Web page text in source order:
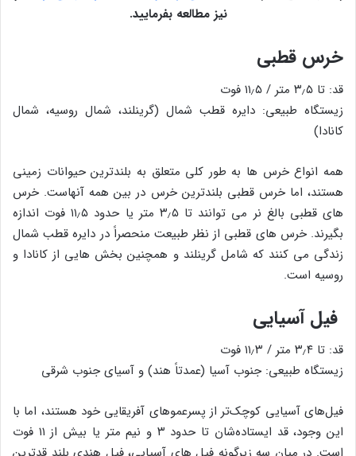
نیز مطالعه بفرمایید.
خرس قطبی
قد: تا ۳٫۵ متر / ۱۱٫۵ فوت
زیستگاه طبیعی: دایره قطب شمال (گرینلند، شمال روسیه، شمال
کانادا)
همه انواع خرس ها به طور کلی متعلق به بلندترین حیوانات زمینی
هستند، اما خرس قطبی بلندترین خرس در بین همه آنهاست. خرس
های قطبی بالغ نر می توانند تا ۳٫۵ متر یا حدود ۱۱٫۵ فوت اندازه
بگیرند. خرس های قطبی از نظر طبیعت منحصراً در دایره قطب شمال
زندگی می کنند که شامل گرینلند و همچنین بخش هایی از کانادا و
روسیه است.
فیل آسیایی
قد: تا ۳٫۴ متر / ۱۱٫۳ فوت
زیستگاه طبیعی: جنوب آسیا (عمدتاً هند) و آسیای جنوب شرقی
فیل‌های آسیایی کوچک‌تر از پسرعموهای آفریقایی خود هستند، اما با
این وجود، قد ایستاده‌شان تا حدود ۳ و نیم متر یا بیش از ۱۱ فوت